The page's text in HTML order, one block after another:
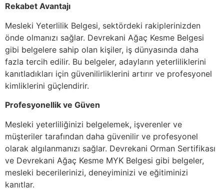
Rekabet Avantajı
Mesleki Yeterlilik Belgesi, sektördeki rakiplerinizden
önde olmanızı sağlar. Devrekani Ağaç Kesme Belgesi
gibi belgelere sahip olan kişiler, iş dünyasında daha
fazla tercih edilir. Bu belgeler, adayların yeterliliklerini
kanıtladıkları için güvenilirliklerini artırır ve profesyonel
kimliklerini güçlendirir.
Profesyonellik ve Güven
Mesleki yeterliliğinizi belgelemek, işverenler ve
müşteriler tarafından daha güvenilir ve profesyonel
olarak algılanmanızı sağlar. Devrekani Orman Sertifikası
ve Devrekani Ağaç Kesme MYK Belgesi gibi belgeler,
mesleki becerilerinizi, deneyiminizi ve eğitiminizi
kanıtlar.